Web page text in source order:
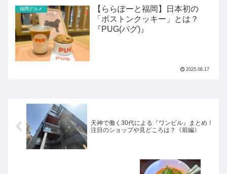
福岡グルメ
【ららぽーと福岡】日本初の
「ボストンクッキー」とは？
『PUG(パグ)』
2025.08.17
天神で働く30代による『ワンビル』まとめ！
注目のショップや見どころは？《前編》